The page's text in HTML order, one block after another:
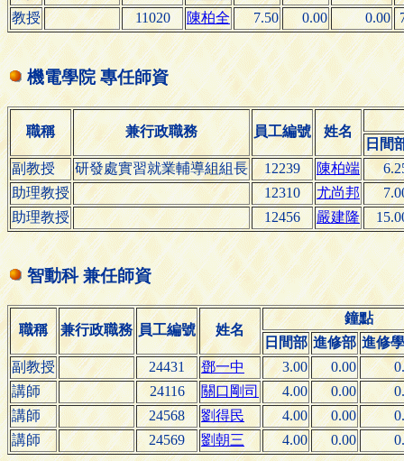
教授
11020 陳柏全 7.50 0.00 0.00
機電學院 專任師資
職稱 兼行政職務 員工編號
姓名
日間
副教授
研發處實習就業輔導組組長 12239 陳柏端
助理教授
12310 尤尚邦
助理教授
12456 嚴建隆
智動科 兼任師資
職稱 兼行政職務 員工編號 姓名
鐘點
日間部 進修部 進修
副教授
24431 鄧一中 3.00 0.00
講師
24116 關口剛司 4.00 0.00
講師
24568 劉得民 4.00 0.00
講師
24569 劉朝三 4.00 0.00